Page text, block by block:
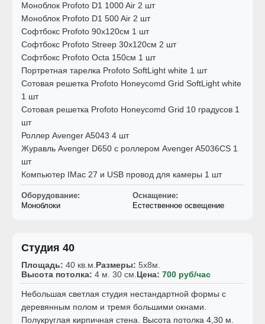
Моноблок Profoto D1 1000 Air 2 шт
Моноблок Profoto D1 500 Air 2 шт
Софтбокс Profoto 90x120см 1 шт
Софтбокс Profoto Streep 30x120см 2 шт
Софтбокс Profoto Octa 150см 1 шт
Портретная тарелка Profoto SoftLight white 1 шт
Сотовая решетка Profoto Honeycomd Grid SoftLight white
1 шт
Сотовая решетка Profoto Honeycomd Grid 10 градусов 1
шт
Роллер Avenger A5043 4 шт
Журавль Avenger D650 с роллером Avenger A5036CS 1
шт
Компьютер IMac 27 и USB провод для камеры 1 шт
Оборудование:
Моноблоки
Оснащение:
Естественное освещение
Студия 40
Площадь: 40 кв.м. Размеры: 5x8м.
Высота потолка: 4 м. 30 см. Цена: 700 руб/час
Небольшая светлая студия нестандартной формы c
деревянным полом и тремя большими окнами.
Полукруглая кирпичная стена. Высота потолка 4,30 м.